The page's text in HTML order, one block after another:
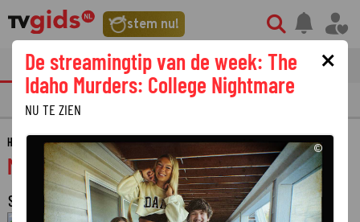
stem nu!
tvgids streaming nieuws
PRIMETIME GEMIST
HOME GIDS MODERN FAMILY
Modern family
SERIE · SITCOM · 11 SEIZOENEN
×
De streamingtip van de week: The
Idaho Murders: College Nightmare
NU TE ZIEN
©